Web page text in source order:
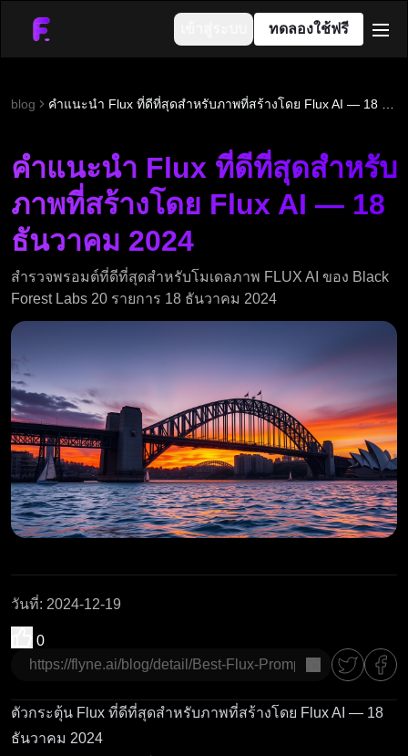
ทดลองใช้ฟรี
blog
คำแนะนำ Flux ที่ดีที่สุดสำหรับ
ภาพที่สร้างโดย Flux AI — 18
ธันวาคม 2024
สำรวจพรอมต์ที่ดีที่สุดสำหรับโมเดลภาพ FLUX AI ของ Black
Forest Labs 20 รายการ 18 ธันวาคม 2024
วันที่: 2024-12-19
0
คัดลอก
ตัวกระตุ้น Flux ที่ดีที่สุดสำหรับภาพที่สร้างโดย Flux AI — 18
ธันวาคม 2024